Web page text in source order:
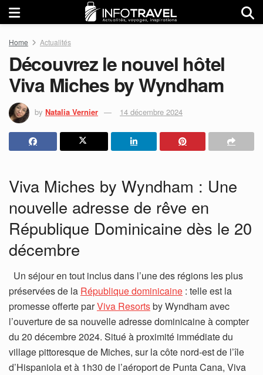
Home Actualités
Découvrez le nouvel hôtel
Viva Miches by Wyndham
by Natalia Vernier 14 décembre 2024
Viva Miches by Wyndham : Une
nouvelle adresse de rêve en
République Dominicaine dès le 20
décembre
Un séjour en tout inclus dans l’une des régions les plus
préservées de la République dominicaine : telle est la
promesse offerte parViva Resortsby Wyndham avec
l’ouverture de sa nouvelle adresse dominicaine à compter
du 20 décembre 2024. Situé à proximité immédiate du
village pittoresque de Miches, sur la côte nord-est de l’île
d’Hispaniola et à 1h30 de l’aéroport de Punta Cana, Viva